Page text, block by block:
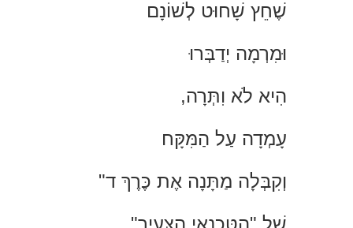
שֶׁחֵץ שָׁחוּט לְשׁוֹנָם
וּמִרְמָה יְדַבְּרוּ
הִיא לֹא וִתְּרָה,
עָמְדָה עַל הַמִּקָּח
וְקִבְּלָה מַתָּנָה אֶת כֶּרֶךְ ד"
שֶׁל "הַטֶּכְנַאי הַצָּעִיר".